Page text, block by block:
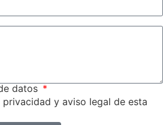
datos
y aviso legal de esta